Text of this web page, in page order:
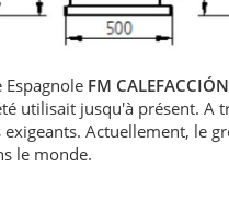
Espagnole FM CALEFACCIÓN
utilisait jusqu'à présent.
Actuellement, le
le monde.